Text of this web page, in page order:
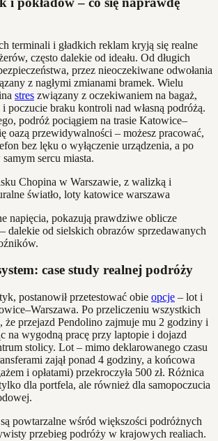
terminali i gładkich reklam kryją się realne
często dalekie od ideału. Od długich
przez nieoczekiwane odwołania
z nagłymi zmianami bramek. Wielu
stres związany z oczekiwaniem na bagaż,
i poczucie braku kontroli nad własną podróżą.
podróż pociągiem na trasie Katowice–
oazą przewidywalności – możesz pracować,
bez lęku o wyłączenie urządzenia, a po
sercu miasta.
napięcia, pokazują prawdziwe oblicze
dalekie od sielskich obrazów sprzedawanych
case study realnej podróży
postanowił przetestować obie opcje – lot i
Po przeliczeniu wszystkich
że przejazd Pendolino zajmuje mu 2 godziny i
na wygodną pracę przy laptopie i dojazd
stolicy. Lot – mimo deklarowanego czasu
zajął ponad 4 godziny, a końcowa
i opłatami) przekroczyła 500 zł. Różnica
dla portfela, ale również dla samopoczucia
powtarzalne wśród większości podróżnych
przebieg podróży w krajowych realiach.